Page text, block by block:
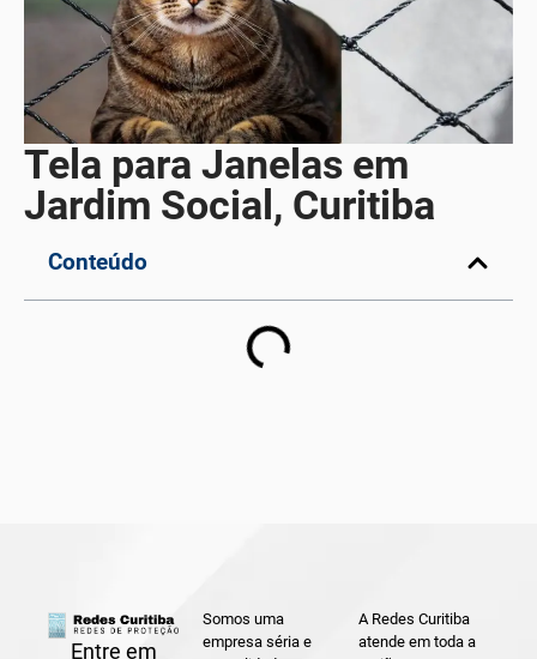
Tela para Janelas em
Jardim Social, Curitiba
Conteúdo
Entre em
Somos uma
empresa séria e
A Redes Curitiba
atende em toda a